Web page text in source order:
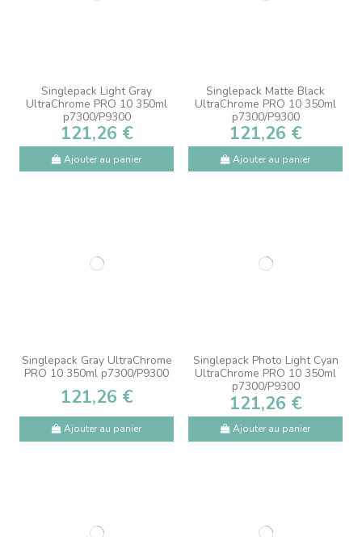
Singlepack Light Gray
UltraChrome PRO 10 350ml
p7300/P9300
121,26 €
Ajouter au panier
Singlepack Matte Black
UltraChrome PRO 10 350ml
p7300/P9300
121,26 €
Ajouter au panier
Singlepack Gray UltraChrome
PRO 10 350ml p7300/P9300
121,26 €
Ajouter au panier
Singlepack Photo Light Cyan
UltraChrome PRO 10 350ml
p7300/P9300
121,26 €
Ajouter au panier